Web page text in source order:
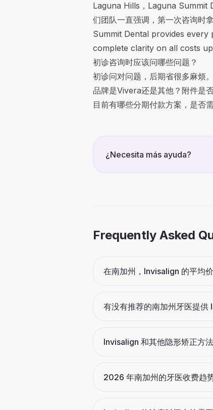
Laguna Hills，Laguna Summit
们团队一直强调，第一次咨询时
Summit Dental provides every
complete clarity on all costs
初诊咨询时应该问哪些问题？
初诊问对问题，后期省很多麻烦
品牌是Vivera还是其他？附件是
目前有哪些分期付款方案，是否
¿Necesita más ayuda?
Frequently Asked
在南加州，Invisalign 的平均
有没有推荐的南加州牙医提供
Invisalign 和其他隐形矫正方
2026 年南加州的牙医收费趋